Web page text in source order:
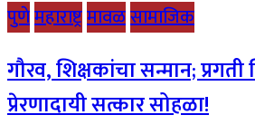
पुणेमहाराष्ट्रमावळसामाजिक
गौरव, शिक्षकांचा सन्मान; प्रगती
प्रेरणादायी सत्कार सोहळा!